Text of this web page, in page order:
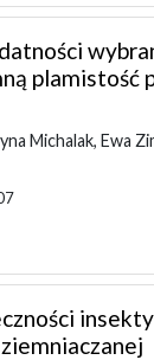
plamistość
Michalak, Ewa